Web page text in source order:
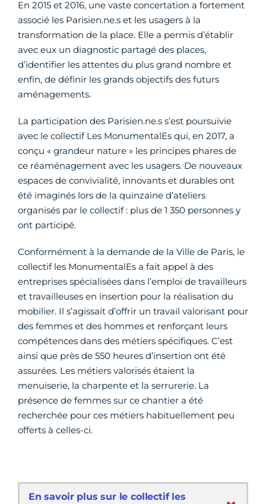
En 2015 et 2016, une vaste concertation a fortement
associé les Parisien.ne.s et les usagers à la
transformation de la place. Elle a permis d’établir
avec eux un diagnostic partagé des places,
d’identifier les attentes du plus grand nombre et
enfin, de définir les grands objectifs des futurs
aménagements.
La participation des Parisien.ne.s s’est poursuivie
avec le collectif Les MonumentalEs qui, en 2017, a
conçu « grandeur nature » les principes phares de
ce réaménagement avec les usagers. De nouveaux
espaces de convivialité, innovants et durables ont
été imaginés lors de la quinzaine d’ateliers
organisés par le collectif : plus de 1 350 personnes y
ont participé.
Conformément à la demande de la Ville de Paris, le
collectif les MonumentalEs a fait appel à des
entreprises spécialisées dans l’emploi de travailleurs
et travailleuses en insertion pour la réalisation du
mobilier. Il s’agissait d’offrir un travail valorisant pour
des femmes et des hommes et renforçant leurs
compétences dans des métiers spécifiques. C’est
ainsi que près de 550 heures d’insertion ont été
assurées. Les métiers valorisés étaient la
menuiserie, la charpente et la serrurerie. La
présence de femmes sur ce chantier a été
recherchée pour ces métiers habituellement peu
offerts à celles-ci.
En savoir plus sur le collectif les